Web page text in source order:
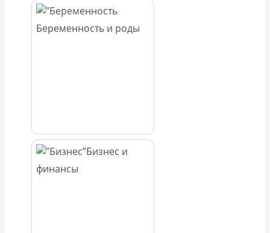
Беременность и роды
Бизнес и
финансы